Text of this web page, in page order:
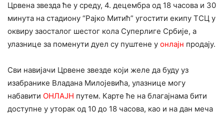
Црвена звезда ће у среду, 4. децембра од 18 часова и 30
минута на стадиону “Рајко Митић” угостити екипу ТСЦ у
оквиру заосталог шестог кола Суперлиге Србије, а
улазнице за поменути дуел су пуштене у онлајн продају.
Сви навијачи Црвене звезде који желе да буду уз
изабранике Владана Милојевића, улазнице могу
набавити ОНЛАЈН путем. Карте ће на благајнама бити
доступне у уторак од 10 до 18 часова, као и на дан меча